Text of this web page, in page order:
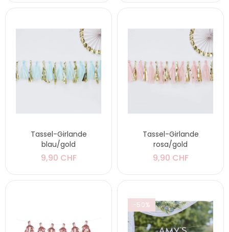
Tassel-Girlande
blau/gold
9,90 CHF
Tassel-Girlande
rosa/gold
9,90 CHF
-50%